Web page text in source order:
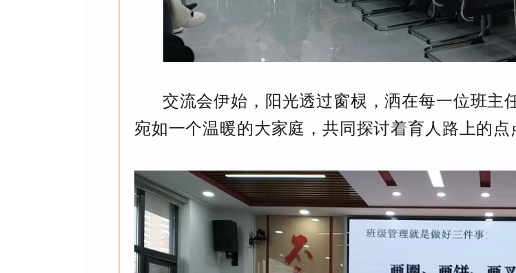
交流会伊始，阳光透过窗棂，洒在每一位班主
宛如一个温暖的大家庭，共同探讨着育人路上的点